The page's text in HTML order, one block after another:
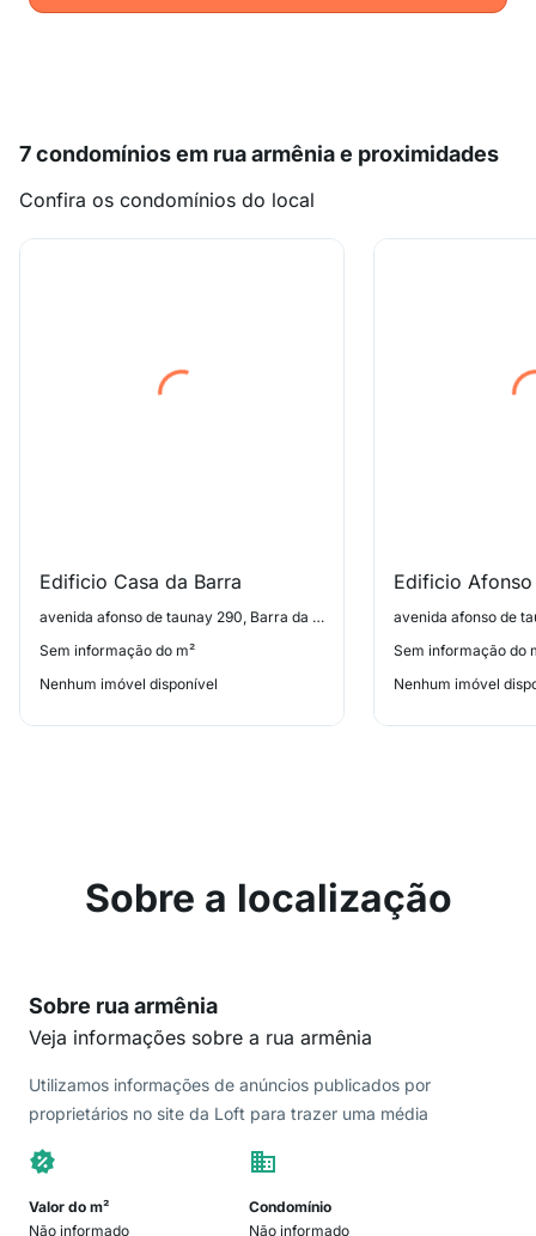
7 condomínios em rua armênia e proximidades
Confira os condomínios do local
Edificio Casa da Barra
avenida afonso de taunay 290, Barra da Tijuca: Jardim Oceânico
Sem informação do m²
Nenhum imóvel disponível
Edificio Afonso
Sem informação do
Nenhum imóvel
Sobre a localização
Sobre rua armênia
Veja informações sobre a rua armênia
Utilizamos informações de anúncios publicados por
proprietários no site da Loft para trazer uma média
Valor do m²
Não informado
Condomínio
Não informado